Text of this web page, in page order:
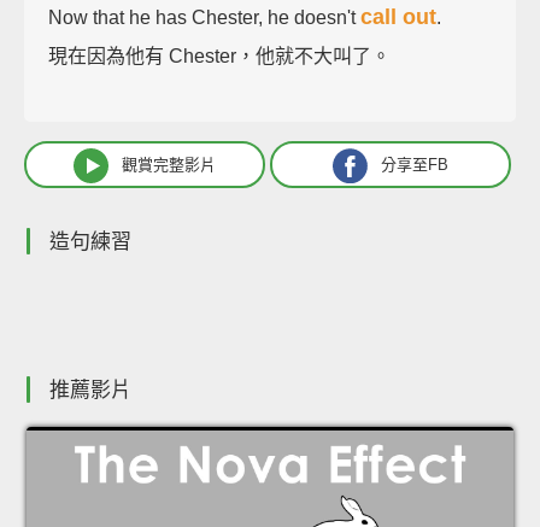
Now that he has Chester, he doesn'tcall out.
現在因為他有 Chester，他就不大叫了。
觀賞完整影片 分享至FB
造句練習
推薦影片